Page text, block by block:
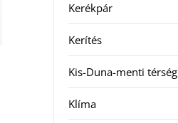
Kerékpár
Kerítés
Kis-Duna-menti térség
Klíma